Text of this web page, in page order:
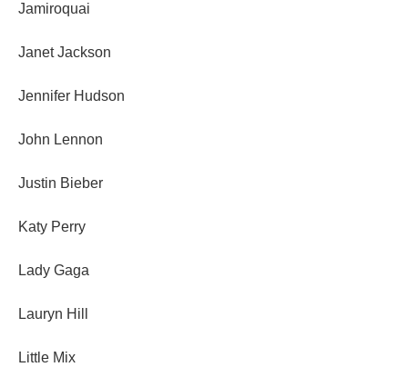
Jamiroquai
Janet Jackson
Jennifer Hudson
John Lennon
Justin Bieber
Katy Perry
Lady Gaga
Lauryn Hill
Little Mix